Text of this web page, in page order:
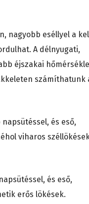
nagyobb eséllyel a
A délnyugati,
éjszakai
számíthatunk
és eső,
viharos
és eső,
erős lökések.